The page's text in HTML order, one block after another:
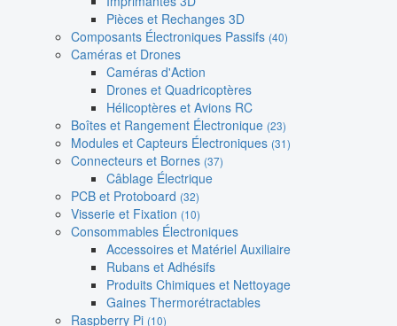
Pièces et Rechanges 3D
Composants Électroniques Passifs (40)
Caméras et Drones
Caméras d'Action
Drones et Quadricoptères
Hélicoptères et Avions RC
Boîtes et Rangement Électronique (23)
Modules et Capteurs Électroniques (31)
Connecteurs et Bornes (37)
Câblage Électrique
PCB et Protoboard (32)
Visserie et Fixation (10)
Consommables Électroniques
Accessoires et Matériel Auxiliaire
Rubans et Adhésifs
Produits Chimiques et Nettoyage
Gaines Thermorétractables
Raspberry Pi (10)